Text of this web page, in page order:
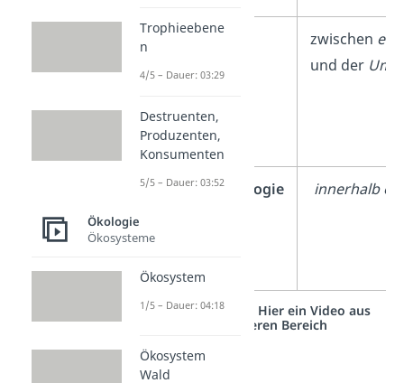
Autökologie zwischen
und der
Populationsökologie
innerhalb
Studyflix vernetzt: Hier ein Video aus
einem anderen Bereich
Trophieebene
n
4/5 – Dauer: 03:29
Destruenten,
Produzenten,
Konsumenten
5/5 – Dauer: 03:52
Ökologie
Ökosysteme
Ökosystem
1/5 – Dauer: 04:18
Ökosystem
Wald